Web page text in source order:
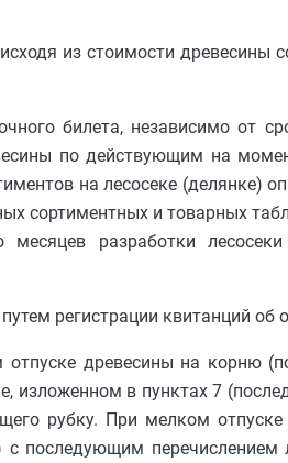
из стоимости древесины
билета, независимо от
по действующим на
на лесосеке (делянке)
сортиментных и товарных
разработки
регистрации квитанций об
древесины на корню
изложенном в пунктах 7
рубку. При мелком отпуске
с последующим перечислением